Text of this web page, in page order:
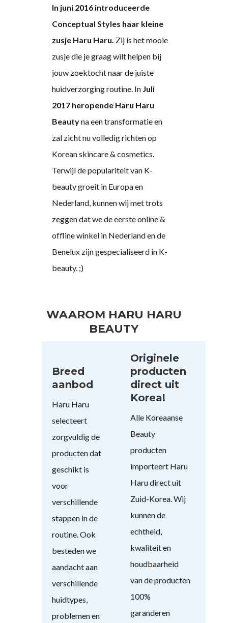
In juni 2016 introduceerde
Conceptual Styles haar kleine
zusje Haru Haru. Zij is het mooie
zusje die je graag wilt helpen bij
jouw zoektocht naar de juiste
huidverzorging routine. In Juli
2017 heropende Haru Haru
Beautyna een transformatie en
zal zicht nu volledig richten op
Korean skincare & cosmetics.
Terwijl de populariteit van K-
beauty groeit in Europa en
Nederland, kunnen wij met trots
zeggen dat we de eerste online &
offline winkel in Nederland en de
Benelux zijn gespecialiseerd in K-
beauty. ;)
WAAROM HARU HARU
BEAUTY
Breed
aanbod
Haru Haru
selecteert
zorgvuldig de
producten dat
geschikt is
voor
verschillende
stappen in de
routine. Ook
besteden we
aandacht aan
verschillende
huidtypes,
problemen en
Originele
producten
direct uit
Korea!
Alle Koreaanse
Beauty
producten
importeert Haru
Haru direct uit
Zuid-Korea. Wij
kunnen de
echtheid,
kwaliteit en
houdbaarheid
van de producten
100%
garanderen